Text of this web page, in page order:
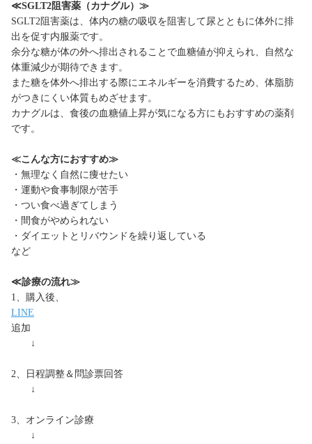
≪SGLT2阻害薬（カナグル）≫
SGLT2阻害薬は、体内の糖の吸収を阻害して尿とともに体外に排
出を促す内服薬です。
余分な糖が体の外へ排出されることで血糖値が抑えられ、自然な
体重減少が期待できます。
また糖を体外へ排出する際にエネルギーを消費するため、体脂肪
がつきにくい体質もめざせます。
カナグルは、食後の血糖値上昇が気になる方にもおすすめの薬剤
です。
≪こんな方におすすめ≫
・無理なく自然に痩せたい
・運動や食事制限が苦手
・つい食べ過ぎてしまう
・間食がやめられない
・ダイエットとリバウンドを繰り返している
など
≪診療の流れ≫
1、購入後、
LINE
追加
↓
2、日程調整＆問診票回答
↓
3、オンライン診療
↓